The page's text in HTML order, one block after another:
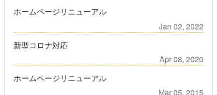
ホームページリニューアル
Jan 02, 2022
新型コロナ対応
Apr 08, 2020
ホームページリニューアル
Mar 05, 2015